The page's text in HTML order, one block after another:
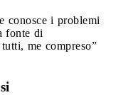
conosce i problemi
fonte di
me compreso”